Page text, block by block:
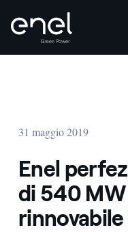
31 maggio 2019
Enel
di 540
rinnovabile